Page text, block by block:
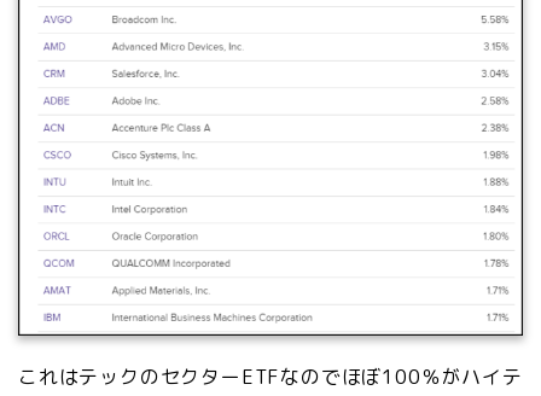
これはテックのセクターETFなのでほぼ100％がハイテ